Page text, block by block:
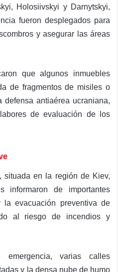
Holosiivskyi y Darnytskyi,
fueron desplegados para
y asegurar las áreas
que algunos inmuebles
de fragmentos de misiles o
defensa antiaérea ucraniana,
de evaluación de los
situada en la región de Kiev,
informaron de importantes
la evacuación preventiva de
al riesgo de incendios y
varias calles
y la densa nube de humo